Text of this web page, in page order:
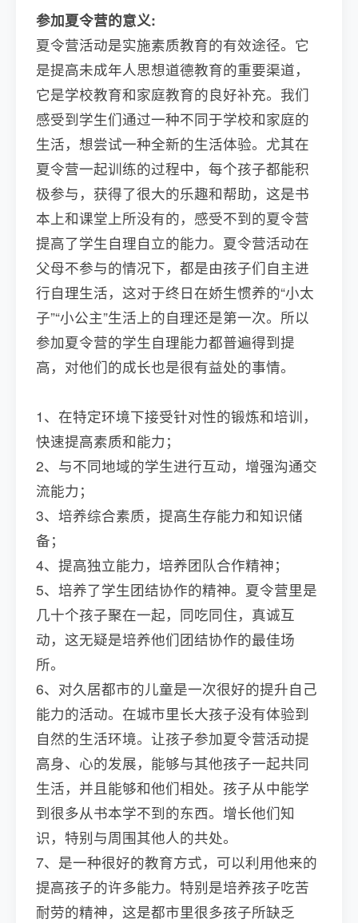
参加夏令营的意义:
夏令营活动是实施素质教育的有效途径。它
是提高未成年人思想道德教育的重要渠道，
它是学校教育和家庭教育的良好补充。我们
感受到学生们通过一种不同于学校和家庭的
生活，想尝试一种全新的生活体验。尤其在
夏令营一起训练的过程中，每个孩子都能积
极参与，获得了很大的乐趣和帮助，这是书
本上和课堂上所没有的，感受不到的夏令营
提高了学生自理自立的能力。夏令营活动在
父母不参与的情况下，都是由孩子们自主进
行自理生活，这对于终日在娇生惯养的“小太
子”“小公主”生活上的自理还是第一次。所以
参加夏令营的学生自理能力都普遍得到提
高，对他们的成长也是很有益处的事情。
1、在特定环境下接受针对性的锻炼和培训，
快速提高素质和能力；
2、与不同地域的学生进行互动，增强沟通交
流能力；
3、培养综合素质，提高生存能力和知识储
备；
4、提高独立能力，培养团队合作精神；
5、培养了学生团结协作的精神。夏令营里是
几十个孩子聚在一起，同吃同住，真诚互
动，这无疑是培养他们团结协作的最佳场
所。
6、对久居都市的儿童是一次很好的提升自己
能力的活动。在城市里长大孩子没有体验到
自然的生活环境。让孩子参加夏令营活动提
高身、心的发展，能够与其他孩子一起共同
生活，并且能够和他们相处。孩子从中能学
到很多从书本学不到的东西。增长他们知
识，特别与周围其他人的共处。
7、是一种很好的教育方式，可以利用他来的
提高孩子的许多能力。特别是培养孩子吃苦
耐劳的精神，这是都市里很多孩子所缺乏